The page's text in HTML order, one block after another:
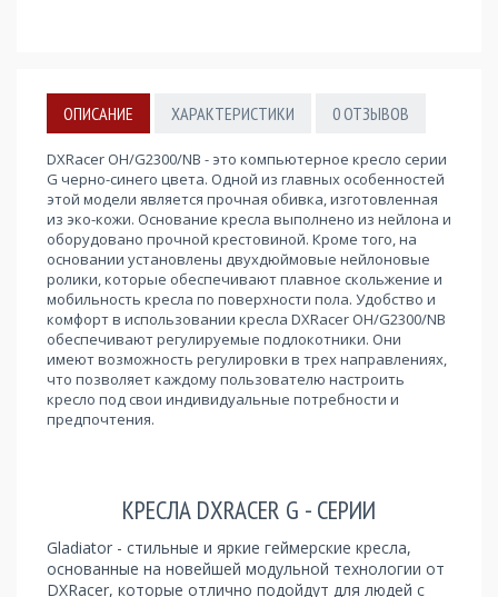
ОПИСАНИЕ ХАРАКТЕРИСТИКИ 0ОТЗЫВОВ
DXRacer OH/G2300/NB - это компьютерное кресло серии
G черно-синего цвета. Одной из главных особенностей
этой модели является прочная обивка, изготовленная
из эко-кожи. Основание кресла выполнено из нейлона и
оборудовано прочной крестовиной. Кроме того, на
основании установлены двухдюймовые нейлоновые
ролики, которые обеспечивают плавное скольжение и
мобильность кресла по поверхности пола. Удобство и
комфорт в использовании кресла DXRacer OH/G2300/NB
обеспечивают регулируемые подлокотники. Они
имеют возможность регулировки в трех направлениях,
что позволяет каждому пользователю настроить
кресло под свои индивидуальные потребности и
предпочтения.
КРЕСЛА DXRACER G - СЕРИИ
Gladiator - стильные и яркие геймерские кресла,
основанные на новейшей модульной технологии от
DXRacer, которые отлично подойдут для людей с